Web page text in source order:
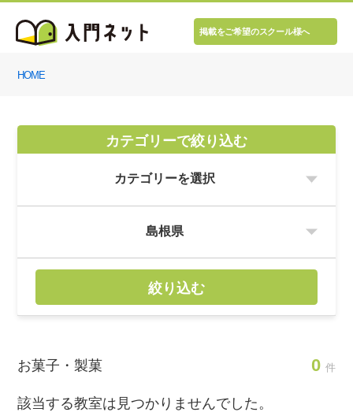
掲載をご希望のスクール様へ
HOME
カテゴリーで絞り込む
絞り込む
お菓子・製菓 0 件
該当する教室は見つかりませんでした。